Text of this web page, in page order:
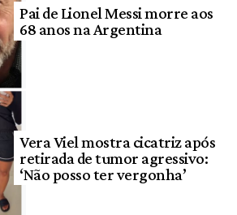
Pai de Lionel Messi morre aos
68 anos na Argentina
Vera Viel mostra cicatriz após
retirada de tumor agressivo:
‘Não posso ter vergonha’